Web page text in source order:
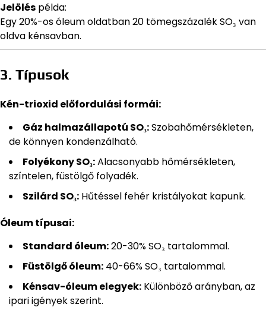
Jelölés példa:
Egy 20%-os óleum oldatban 20 tömegszázalék SO₃ van
oldva kénsavban.
3. Típusok
Kén-trioxid előfordulási formái:
Gáz halmazállapotú SO₃:Szobahőmérsékleten,
de könnyen kondenzálható.
Folyékony SO₃:Alacsonyabb hőmérsékleten,
színtelen, füstölgő folyadék.
Szilárd SO₃: Hűtéssel fehér kristályokat kapunk.
Óleum típusai:
Standard óleum:20-30% SO₃ tartalommal.
Füstölgő óleum: 40-66% SO₃ tartalommal.
Kénsav-óleum elegyek: Különböző arányban, az
ipari igények szerint.